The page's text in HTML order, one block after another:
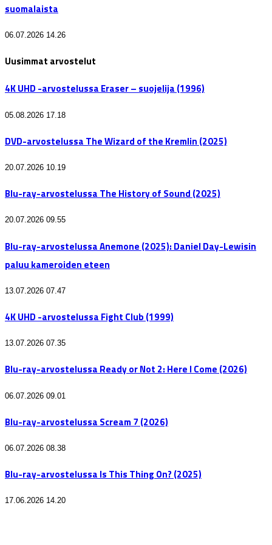
suomalaista
06.07.2026 14.26
Uusimmat arvostelut
4K UHD -arvostelussa Eraser – suojelija (1996)
05.08.2026 17.18
DVD-arvostelussa The Wizard of the Kremlin (2025)
20.07.2026 10.19
Blu-ray-arvostelussa The History of Sound (2025)
20.07.2026 09.55
Blu-ray-arvostelussa Anemone (2025): Daniel Day-Lewisin
paluu kameroiden eteen
13.07.2026 07.47
4K UHD -arvostelussa Fight Club (1999)
13.07.2026 07.35
Blu-ray-arvostelussa Ready or Not 2: Here I Come (2026)
06.07.2026 09.01
Blu-ray-arvostelussa Scream 7 (2026)
06.07.2026 08.38
Blu-ray-arvostelussa Is This Thing On? (2025)
17.06.2026 14.20